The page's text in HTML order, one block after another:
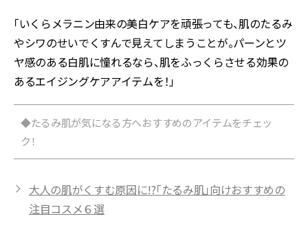
「いくらメラニン由来の美白ケアを頑張っても、肌のたるみ
やシワのせいでくすんで見えてしまうことが。パーンとツ
ヤ感のある白肌に憧れるなら、肌をふっくらさせる効果の
あるエイジングケアアイテムを！」
◆たるみ肌が気になる方へおすすめのアイテムをチェッ
ク！
大人の肌がくすむ原因に!?「たるみ肌」向けおすすめの
注目コスメ６選